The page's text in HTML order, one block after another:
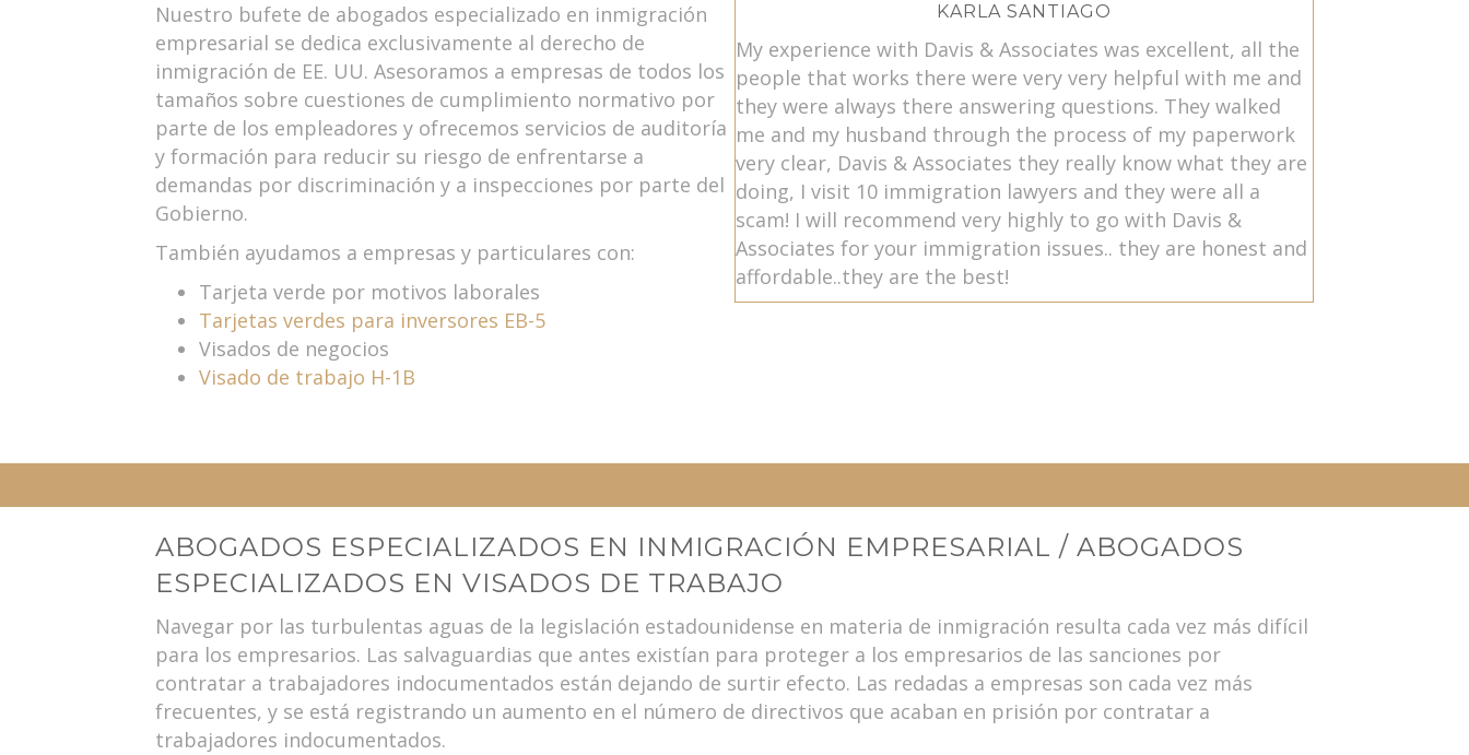
Nuestro bufete de abogados especializado en inmigración
empresarial se dedica exclusivamente al derecho de
inmigración de EE. UU. Asesoramos a empresas de todos los
tamaños sobre cuestiones de cumplimiento normativo por
parte de los empleadores y ofrecemos servicios de auditoría
y formación para reducir su riesgo de enfrentarse a
demandas por discriminación y a inspecciones por parte del
Gobierno.
También ayudamos a empresas y particulares con:
Tarjeta verde por motivos laborales
Tarjetas verdes para inversores EB-5
Visados de negocios
Visado de trabajo H-1B
KARLA SANTIAGO
My experience with Davis & Associates was excellent, all the
people that works there were very very helpful with me and
they were always there answering questions. They walked
me and my husband through the process of my paperwork
very clear, Davis & Associates they really know what they are
doing, I visit 10 immigration lawyers and they were all a
scam! I will recommend very highly to go with Davis &
Associates for your immigration issues.. they are honest and
affordable..they are the best!
ABOGADOS ESPECIALIZADOS EN INMIGRACIÓN EMPRESARIAL / ABOGADOS
ESPECIALIZADOS EN VISADOS DE TRABAJO
Navegar por las turbulentas aguas de la legislación estadounidense en materia de inmigración resulta cada vez más difícil
para los empresarios. Las salvaguardias que antes existían para proteger a los empresarios de las sanciones por
contratar a trabajadores indocumentados están dejando de surtir efecto. Las redadas a empresas son cada vez más
frecuentes, y se está registrando un aumento en el número de directivos que acaban en prisión por contratar a
trabajadores indocumentados.